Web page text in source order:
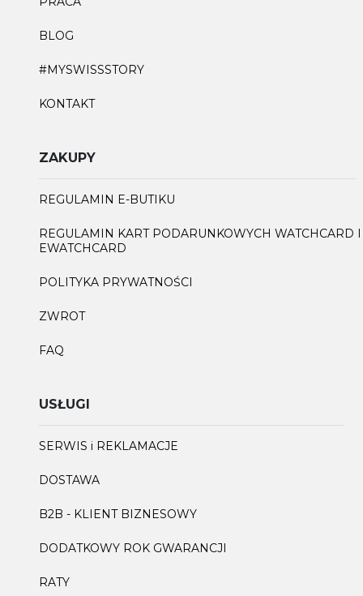
CZYTAJ WIĘCEJ
FIRMA
O NAS
PRACA
ZAKUPY
EWATCHCARD
POLITYKA PRYWATNOŚCI
ZWROT
FAQ